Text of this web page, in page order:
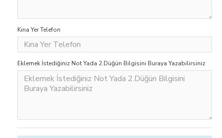
Kına Yer Telefon
Eklemek İstediğiniz Not Yada 2.Düğün Bilgisini Buraya Yazabilirsiniz